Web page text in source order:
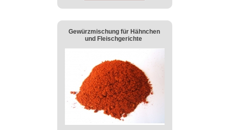
Gewürzmischung für Hähnchen
und Fleischgerichte